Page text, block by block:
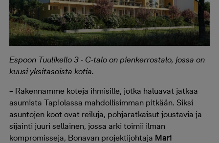
Espoon Tuulikello 3 - C-talo on pienkerrostalo, jossa on
kuusi yksitasoista kotia.
– Rakennamme koteja ihmisille, jotka haluavat jatkaa
asumista Tapiolassa mahdollisimman pitkään. Siksi
asuntojen koot ovat reiluja, pohjaratkaisut joustavia ja
sijainti juuri sellainen, jossa arki toimii ilman
kompromisseja, Bonavan projektijohtaja Mari